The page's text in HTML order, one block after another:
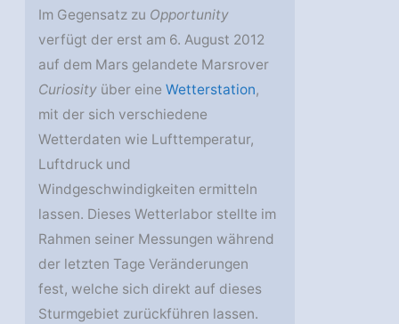
Im Gegensatz zu Opportunity
verfügt der erst am 6. August 2012
auf dem Mars gelandete Marsrover
Curiosity über eineWetterstation,
mit der sich verschiedene
Wetterdaten wie Lufttemperatur,
Luftdruck und
Windgeschwindigkeiten ermitteln
lassen. Dieses Wetterlabor stellte im
Rahmen seiner Messungen während
der letzten Tage Veränderungen
fest, welche sich direkt auf dieses
Sturmgebiet zurückführen lassen.